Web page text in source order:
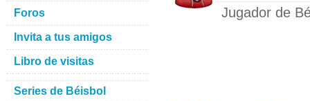
Jugador de
Foros
Invita a tus amigos
Libro de visitas
Series de Béisbol